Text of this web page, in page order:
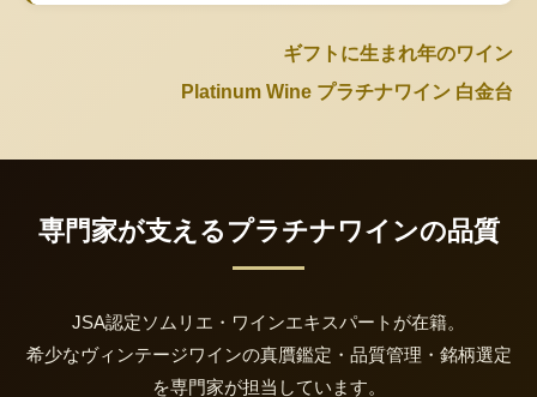
ギフトに生まれ年のワイン
Platinum Wine プラチナワイン 白金台
専門家が支えるプラチナワインの品質
JSA認定ソムリエ・ワインエキスパートが在籍。
希少なヴィンテージワインの真贋鑑定・品質管理・銘柄選定
を専門家が担当しています。